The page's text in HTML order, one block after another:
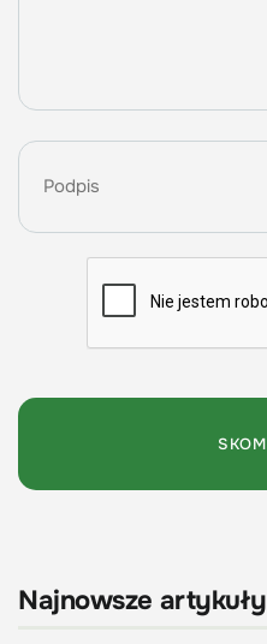
Najnowsze artykuły